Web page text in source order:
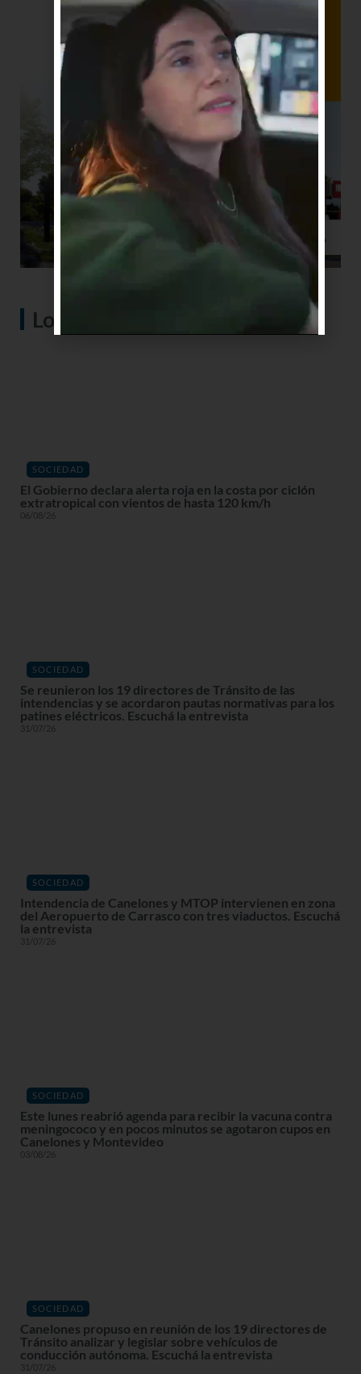
Lo más visto
SOCIEDAD
El Gobierno declara alerta roja en la costa por ciclón
extratropical con vientos de hasta 120 km/h
06/08/26
SOCIEDAD
Se reunieron los 19 directores de Tránsito de las
intendencias y se acordaron pautas normativas para los
patines eléctricos. Escuchá la entrevista
31/07/26
SOCIEDAD
Intendencia de Canelones y MTOP intervienen en zona
del Aeropuerto de Carrasco con tres viaductos. Escuchá
la entrevista
31/07/26
SOCIEDAD
Este lunes reabrió agenda para recibir la vacuna contra
meningococo y en pocos minutos se agotaron cupos en
Canelones y Montevideo
03/08/26
SOCIEDAD
Canelones propuso en reunión de los 19 directores de
Tránsito analizar y legislar sobre vehículos de
conducción autónoma. Escuchá la entrevista
31/07/26